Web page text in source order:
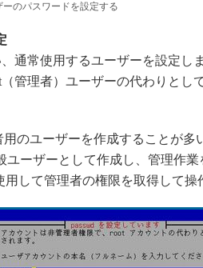
ーのパスワードを設定する
通常使用するユーザーを設定し
管理者）ユーザーの代わりとし
のユーザーを作成することが多
ユーザーとして作成し、管理作業
して管理者の権限を取得して操